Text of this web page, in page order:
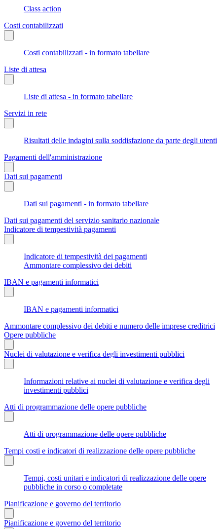
Class action
Costi contabilizzati
Costi contabilizzati - in formato tabellare
Liste di attesa
Liste di attesa - in formato tabellare
Servizi in rete
Risultati delle indagini sulla soddisfazione da parte degli utenti
Pagamenti dell'amministrazione
Dati sui pagamenti
Dati sui pagamenti - in formato tabellare
Dati sui pagamenti del servizio sanitario nazionale
Indicatore di tempestività pagamenti
Indicatore di tempestività dei pagamenti
Ammontare complessivo dei debiti
IBAN e pagamenti informatici
IBAN e pagamenti informatici
Ammontare complessivo dei debiti e numero delle imprese creditrici
Opere pubbliche
Nuclei di valutazione e verifica degli investimenti pubblici
Informazioni relative ai nuclei di valutazione e verifica degli
investimenti pubblici
Atti di programmazione delle opere pubbliche
Atti di programmazione delle opere pubbliche
Tempi costi e indicatori di realizzazione delle opere pubbliche
Tempi, costi unitari e indicatori di realizzazione delle opere
pubbliche in corso o completate
Pianificazione e governo del territorio
Pianificazione e governo del territorio